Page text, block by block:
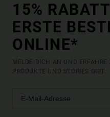
15%
ERSTE
ONLINE*
MELDE DICH AN UND
PRODUKTE UND STORIES GIBT.